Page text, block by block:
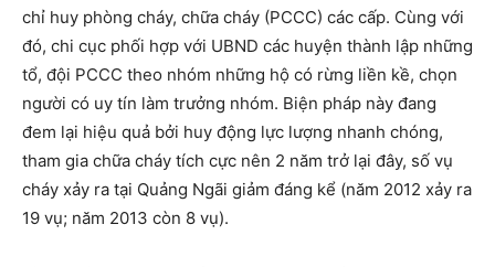
chỉ huy phòng cháy, chữa cháy (PCCC) các cấp. Cùng với
đó, chi cục phối hợp với UBND các huyện thành lập những
tổ, đội PCCC theo nhóm những hộ có rừng liền kề, chọn
người có uy tín làm trưởng nhóm. Biện pháp này đang
đem lại hiệu quả bởi huy động lực lượng nhanh chóng,
tham gia chữa cháy tích cực nên 2 năm trở lại đây, số vụ
cháy xảy ra tại Quảng Ngãi giảm đáng kể (năm 2012 xảy ra
19 vụ; năm 2013 còn 8 vụ).